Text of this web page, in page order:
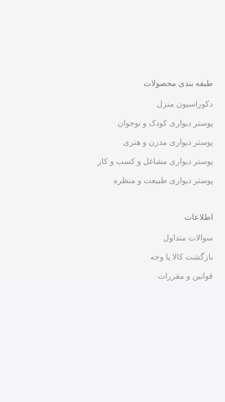
طبقه بندی محصولات
دکوراسیون منزل
پوستر دیواری کودک و نوجوان
پوستر دیواری مدرن و هنری
پوستر دیواری مشاغل و کسب و کار
پوستر دیواری طبیعت و منظره
اطلاعات
سوالات متداول
بازگشت کالا یا وجه
قوانین و مقررات